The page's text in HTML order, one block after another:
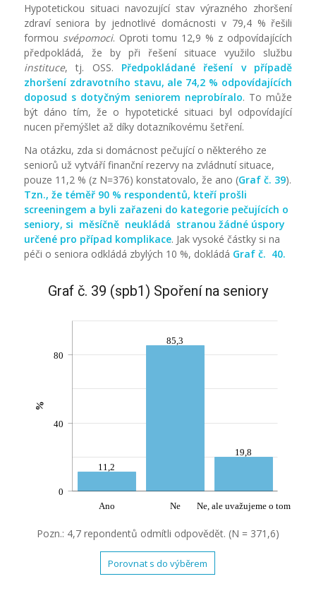
Hypotetickou situaci navozující stav výrazného zhoršení
zdraví seniora by jednotlivé domácnosti v 79,4 % řešili
formou svépomoci. Oproti tomu 12,9 % z odpovídajících
předpokládá, že by při řešení situace využilo službu
instituce, tj. OSS. Předpokládané řešení v případě
zhoršení zdravotního stavu, ale 74,2 % odpovídajících
doposud s dotyčným seniorem neprobíralo. To může
být dáno tím, že o hypotetické situaci byl odpovídající
nucen přemýšlet až díky dotazníkovému šetření.
Na otázku, zda si domácnost pečující o některého ze
seniorů už vytváří finanční rezervy na zvládnutí situace,
pouze 11,2 % (z N=376) konstatovalo, že ano (Graf č. 39).
Tzn., že téměř 90 % respondentů, kteří prošli
screeningem a byli zařazeni do kategorie pečujících o
seniory, si měsíčně neukládá stranou žádné úspory
určené pro případ komplikace. Jak vysoké částky si na
péči o seniora odkládá zbylých 10 %, dokládá Graf č. 40.
Graf č. 39 (spb1) Spoření na seniory
11,2
85,3
19,8
Ano Ne Ne, ale uvažujeme o tom
0
40
80
%
Pozn.: 4,7 repondentů odmítli odpovědět. (N = 371,6)
Porovnat s do výběrem